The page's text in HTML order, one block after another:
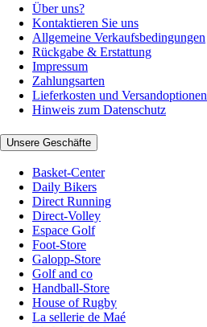
Über uns?
Kontaktieren Sie uns
Allgemeine Verkaufsbedingungen
Rückgabe & Erstattung
Impressum
Zahlungsarten
Lieferkosten und Versandoptionen
Hinweis zum Datenschutz
Unsere Geschäfte
Basket-Center
Daily Bikers
Direct Running
Direct-Volley
Espace Golf
Foot-Store
Galopp-Store
Golf and co
Handball-Store
House of Rugby
La sellerie de Maé